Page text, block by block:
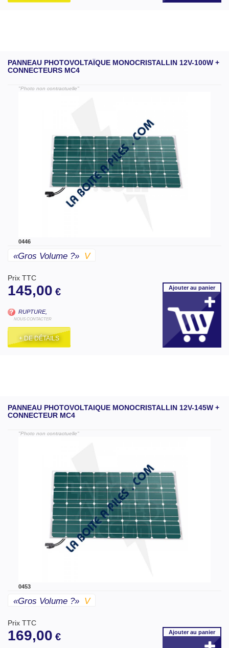
PANNEAU PHOTOVOLTAÏQUE MONOCRISTALLIN 12V-100W +
CONNECTEURS MC4
"Photo non contractuelle"
0446
«gros Volume ?» V
Prix TTC
145,00 €
RUPTURE,
NOUS CONTACTER
+ DE DÉTAILS
Ajouterau panier
PANNEAU PHOTOVOLTAIQUE MONOCRISTALLIN 12V-145W +
CONNECTEUR MC4
"Photo non contractuelle"
0453
«gros Volume ?» V
Prix TTC
169,00 € Ajouterau panier